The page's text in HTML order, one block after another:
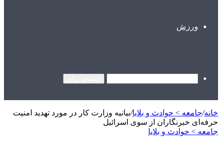
ورزش
خانه/جامعه > حوادث و بلایا/بیانیه وزارت کار در مورد تهدید امنیت
حرفه‌ای خبرنگاران از سوی اسرائیل
جامعه > حوادث و بلایا